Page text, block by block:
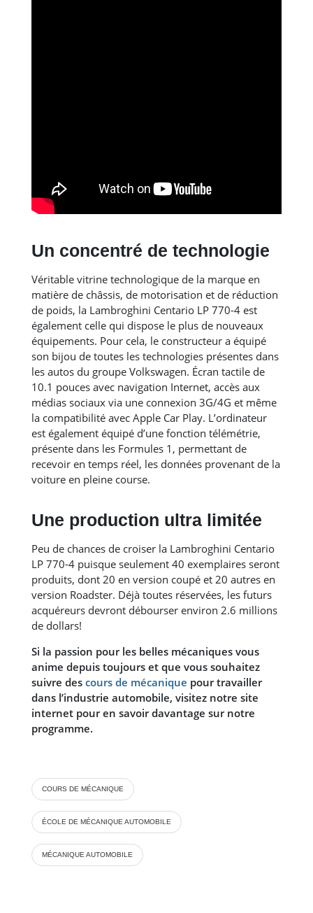
Un concentré de technologie
Véritable vitrine technologique de la marque en
matière de châssis, de motorisation et de réduction
de poids, la Lambroghini Centario LP 770-4 est
également celle qui dispose le plus de nouveaux
équipements. Pour cela, le constructeur a équipé
son bijou de toutes les technologies présentes dans
les autos du groupe Volkswagen. Écran tactile de
10.1 pouces avec navigation Internet, accès aux
médias sociaux via une connexion 3G/4G et même
la compatibilité avec Apple Car Play. L’ordinateur
est également équipé d’une fonction télémétrie,
présente dans les Formules 1, permettant de
recevoir en temps réel, les données provenant de la
voiture en pleine course.
Une production ultra limitée
Peu de chances de croiser la Lambroghini Centario
LP 770-4 puisque seulement 40 exemplaires seront
produits, dont 20 en version coupé et 20 autres en
version Roadster. Déjà toutes réservées, les futurs
acquéreurs devront débourser environ 2.6 millions
de dollars!
Si la passion pour les belles mécaniques vous
anime depuis toujours et que vous souhaitez
suivre des cours de mécanique pour travailler
dans l’industrie automobile, visitez notre site
internet pour en savoir davantage sur notre
programme.
COURS DE MÉCANIQUE
ÉCOLE DE MÉCANIQUE AUTOMOBILE
MÉCANIQUE AUTOMOBILE